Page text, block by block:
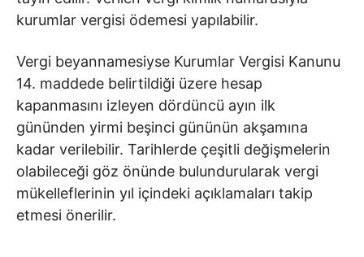
kurumlar vergisi ödemesi yapılabilir.
Vergi beyannamesiyse Kurumlar Vergisi Kanunu
14. maddede belirtildiği üzere hesap
kapanmasını izleyen dördüncü ayın ilk
gününden yirmi beşinci gününün akşamına
kadar verilebilir. Tarihlerde çeşitli değişmelerin
olabileceği göz önünde bulundurularak vergi
mükelleflerinin yıl içindeki açıklamaları takip
etmesi önerilir.